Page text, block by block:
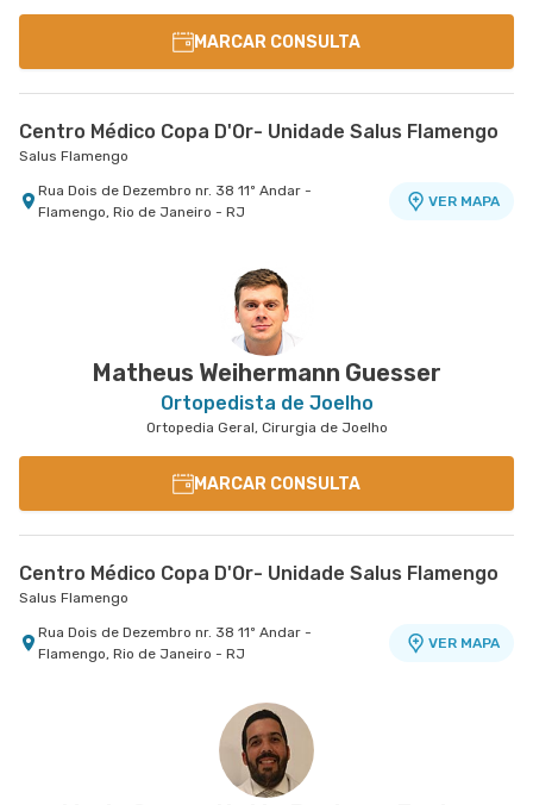
MARCAR CONSULTA
Centro Médico Copa D'Or- Unidade Salus Flamengo
Salus Flamengo
Rua Dois de Dezembro nr. 38 11º Andar -
Flamengo, Rio de Janeiro - RJ
VER MAPA
Matheus Weihermann Guesser
Ortopedista de Joelho
Ortopedia Geral, Cirurgia de Joelho
MARCAR CONSULTA
Centro Médico Copa D'Or- Unidade Salus Flamengo
Salus Flamengo
Rua Dois de Dezembro nr. 38 11º Andar -
Flamengo, Rio de Janeiro - RJ
VER MAPA